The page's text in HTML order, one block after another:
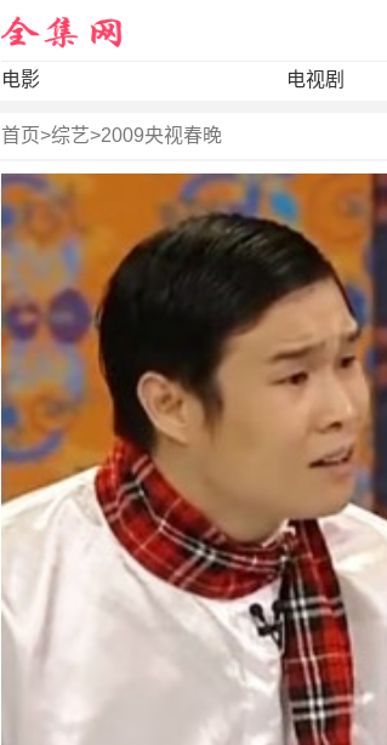
电影 电视剧
首页>综艺>2009央视春晚